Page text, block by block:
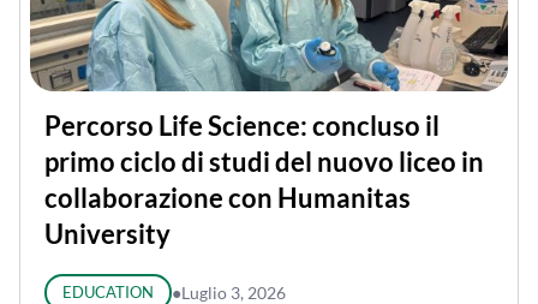
Percorso Life Science: concluso il
primo ciclo di studi del nuovo liceo in
collaborazione con Humanitas
University
EDUCATION ●Luglio 3, 2026